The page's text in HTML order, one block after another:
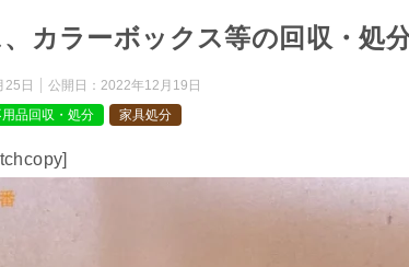
、カラーボックス等の回収・処
25日 公開日： 2022年12月19日
品回収・処分 家具処分